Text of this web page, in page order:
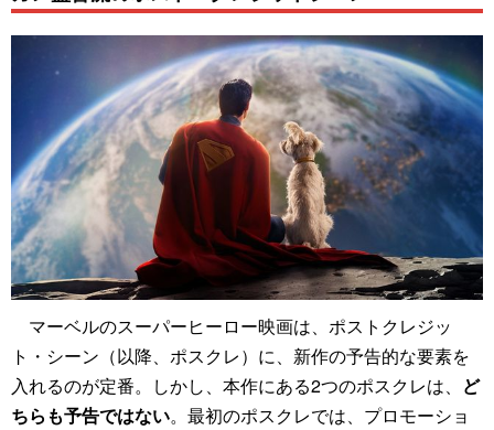
マーベルのスーパーヒーロー映画は、ポストクレジッ
ト・シーン（以降、ポスクレ）に、新作の予告的な要素を
入れるのが定番。しかし、本作にある2つのポスクレは、 ど
ちらも予告ではない。最初のポスクレでは、プロモーショ